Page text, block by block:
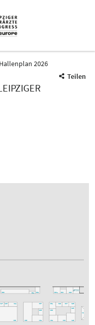
2026
Teilen
K26d
M32
M34
M38
M37
M45 M41 M31
K32 K30 K28
M29
M23
M25
K38
M30
M30a M28
M27
M33
K36
M35
K34